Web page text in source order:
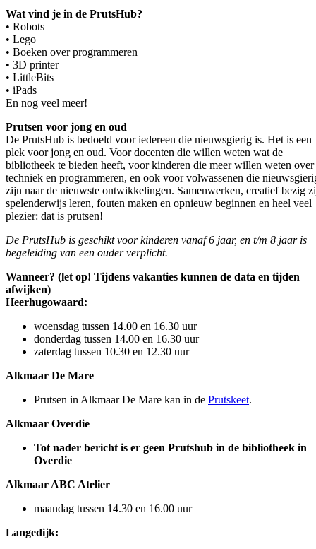
Wat vind je in de PrutsHub?
• Robots
• Lego
• Boeken over programmeren
• 3D printer
• LittleBits
• iPads
En nog veel meer!
Prutsen voor jong en oud
De PrutsHub is bedoeld voor iedereen die nieuwsgierig is. Het is een
plek voor jong en oud. Voor docenten die willen weten wat de
bibliotheek te bieden heeft, voor kinderen die meer willen weten over
techniek en programmeren, en ook voor volwassenen die
zijn naar de nieuwste ontwikkelingen. Samenwerken, creatief bezig
spelenderwijs leren, fouten maken en opnieuw beginnen en heel veel
plezier: dat is prutsen!
De PrutsHub is geschikt voor kinderen vanaf 6 jaar, en t/m 8 jaar is
begeleiding van een ouder verplicht.
Wanneer? (let op! Tijdens vakanties kunnen de data en tijden
afwijken)
Heerhugowaard:
woensdag tussen 14.00 en 16.30 uur
donderdag tussen 14.00 en 16.30 uur
zaterdag tussen 10.30 en 12.30 uur
Alkmaar De Mare
Prutsen in Alkmaar De Mare kan in de Prutskeet.
Alkmaar Overdie
Tot nader bericht is er geen Prutshub in de bibliotheek in
Overdie
Alkmaar ABC Atelier
maandag tussen 14.30 en 16.00 uur
Langedijk: